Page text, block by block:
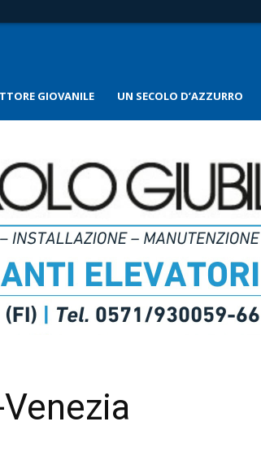
GIOVANILE UN SECOLO D’AZZURRO